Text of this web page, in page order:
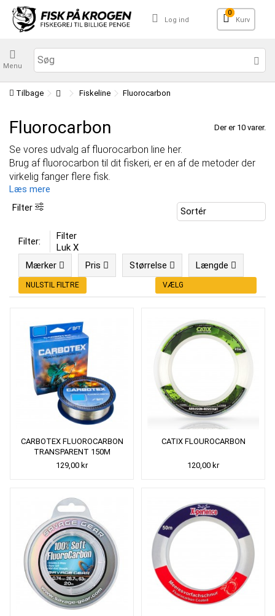
Log ind
0
Kurv
Menu
Tilbage Fiskeline Fluorocarbon
Fluorocarbon Der er 10 varer.
Se vores udvalg af fluorocarbon line her.
Brug af fluorocarbon til dit fiskeri, er en af de metoder der
virkelig fanger flere fisk.
Læs mere
Filter
Filter:
Filter
Luk X
Mærker
Pris Størrelse Længde
NULSTIL FILTRE VÆLG
CARBOTEX FLUOROCARBON
TRANSPARENT 150M
129,00 kr
CATIX FLOUROCARBON
120,00 kr